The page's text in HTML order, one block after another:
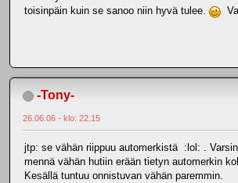
toisinpäin kuin se sanoo niin hyvä tulee.
-Tony-
26.06.06 - klo: 22.15
jtp: se vähän riippuu automerkistä :lol: .
mennä vähän hutiin erään tietyn automerkin
Kesällä tuntuu onnistuvan vähän paremmin.